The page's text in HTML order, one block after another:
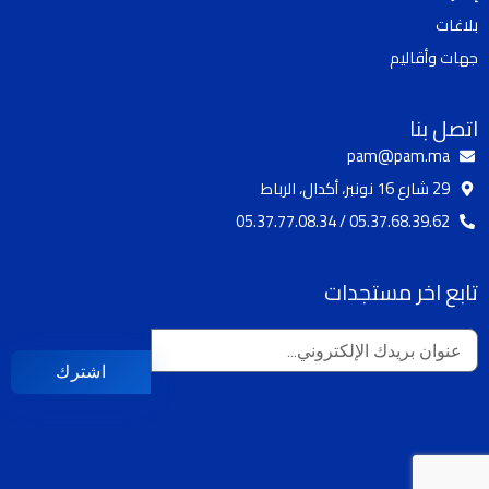
k
بلاغات
جهات وأقاليم
اتصل بنا
pam@pam.ma
29 شارع 16 نونبر، أكدال، الرباط
05.37.68.39.62 / 05.37.77.08.34
تابع اخر مستجدات
اشترك